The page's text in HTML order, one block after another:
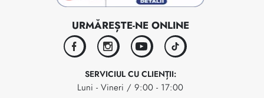
URMĂREȘTE-NE ONLINE
facebookinstagramyoutubetiktok
SERVICIUL CU CLIENȚII:
Luni - Vineri / 9:00 - 17:00